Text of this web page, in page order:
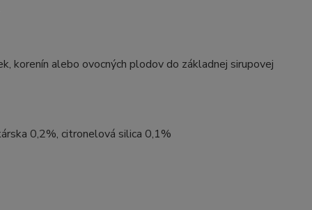
korenín alebo ovocných plodov do základnej sirupovej
0,2%, citronelová silica 0,1%